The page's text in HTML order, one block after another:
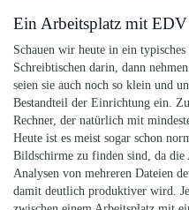
Ein Arbeitsplatz mit EDV
Schauen wir heute in ein
Schreibtischen darin, dann
seien sie auch noch so klein und
Bestandteil der Einrichtung ein.
Rechner, der natürlich mit
Heute ist es meist sogar schon
Bildschirme zu finden sind, da die
Analysen von mehreren Dateien
damit deutlich produktiver wird.